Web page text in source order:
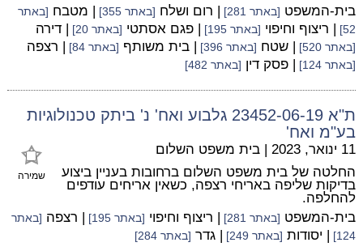
בית-המשפט [באתר 281] | רום ושלח [באתר 355] | מטבח [באתר
52]
| ריצוף וחיפוי [באתר 195] | פגם אסתטי [באתר 20] | דירה
[באתר 520] | שטח [באתר 396] | בית משותף [באתר 84] | רצפה
[באתר 124] | פסק דין [באתר 482]
ת"א 23452-06-19 גלבוע ואח' נ' ביתק טכנולוגיות
בע"מ ואח'
שמירה
11 ינואר, 2023 | בית משפט השלום
החלטה של בית משפט השלום ברחובות בעניין ביצוע
בדיקות שליפה באריחי רצפה, כשאין אריחים עודפים
להחלפה.
בית-המשפט [באתר 281] | ריצוף וחיפוי [באתר 195] | רצפה [באתר
124]
| יסודות [באתר 249] | גדר [באתר 284]